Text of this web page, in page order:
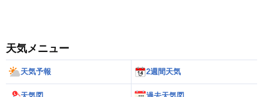
天気メニュー
天気予報 2週間天気